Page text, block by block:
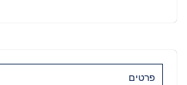
פרטים